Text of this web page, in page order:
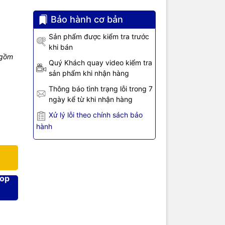
Bảo hành cơ bản
Sản phẩm được kiểm tra trước
khi bán
Quý Khách quay video kiểm tra
sản phẩm khi nhận hàng
Thông báo tình trạng lỗi trong 7
ngày kể từ khi nhận hàng
Xử lý lỗi theo chính sách bảo
hành
thẻ nhớ
USB 3.0
ảnh,
phim
phổ
bị khác
cần